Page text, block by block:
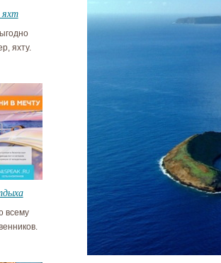
яхту.
всему